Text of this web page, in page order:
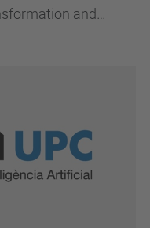
and